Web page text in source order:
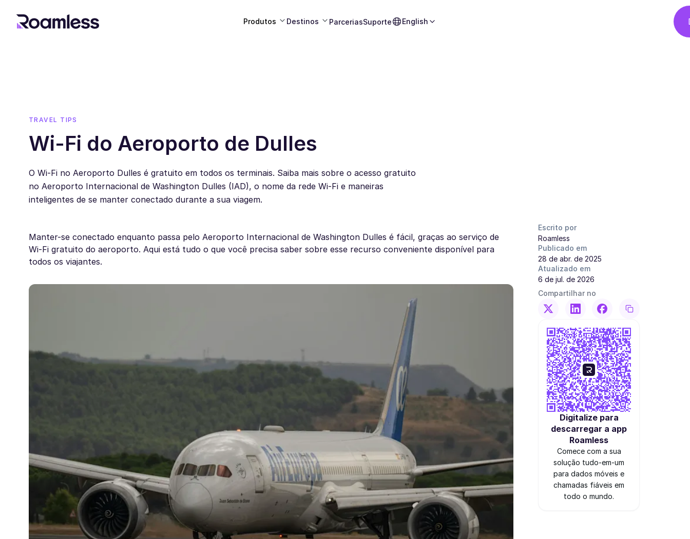
Produtos Destinos ParceriasSuporte English
TRAVEL TIPS
Wi-Fi do Aeroporto de Dulles
O Wi-Fi no Aeroporto Dulles é gratuito em todos os terminais. Saiba mais sobre o acesso gratuito
no Aeroporto Internacional de Washington Dulles (IAD), o nome da rede Wi-Fi e maneiras
inteligentes de se manter conectado durante a sua viagem.
Manter-se conectado enquanto passa pelo Aeroporto Internacional de Washington Dulles é fácil, graças ao serviço de
Wi-Fi gratuito do aeroporto. Aqui está tudo o que você precisa saber sobre esse recurso conveniente disponível para
todos os viajantes.
Escrito por
Roamless
Publicado em
28 de abr. de 2025
Atualizado em
6 de jul. de 2026
Compartilhar no
Digitalize para
descarregar a app
Roamless
Comece com a sua
solução tudo-em-um
para dados móveis e
chamadas fiáveis em
todo o mundo.